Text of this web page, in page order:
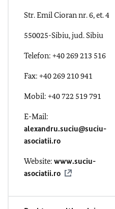
Str. Emil Cioran nr. 6, et. 4
550025-Sibiu, jud. Sibiu
Telefon: +40 269 213 516
Fax: +40 269 210 941
Mobil: +40 722 519 791
E-Mail:
alexandru.suciu@suciu-
asociatii.ro
Website: www.suciu-
asociatii.ro